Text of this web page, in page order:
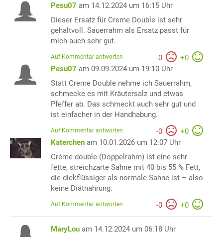
Pesu07 am 14.12.2024 um 16:15 Uhr
Dieser Ersatz für Creme Double ist sehr
gehaltvoll. Sauerrahm als Ersatz passt für
mich auch sehr gut.
-0 +0
Auf Kommentar antworten
Pesu07 am 09.09.2024 um 19:10 Uhr
Statt Creme Double nehme ich Sauerrahm,
schmecke es mit Kräutersalz und etwas
Pfeffer ab. Das schmeckt auch sehr gut und
ist einfacher in der Handhabung.
-0 +0
Auf Kommentar antworten
Katerchen am 10.01.2026 um 12:07 Uhr
Crème double (Doppelrahm) ist eine sehr
fette, streichzarte Sahne mit 40 bis 55 % Fett,
die dickflüssiger als normale Sahne ist – also
keine Diätnahrung.
-0 +0
Auf Kommentar antworten
MaryLou am 14.12.2024 um 06:18 Uhr